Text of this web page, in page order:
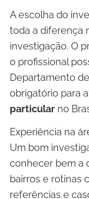
A escolha do
toda a diferença
investigação. O
o profissional
Departamento
obrigatório para
particular no
Experiência na
Um bom
conhecer bem a
bairros e rotinas
referências e